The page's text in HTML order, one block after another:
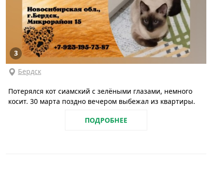
3
Бердск
Потерялся кот сиамский с зелёными глазами, немного
косит. 30 марта поздно вечером выбежал из квартиры.
ПОДРОБНЕЕ